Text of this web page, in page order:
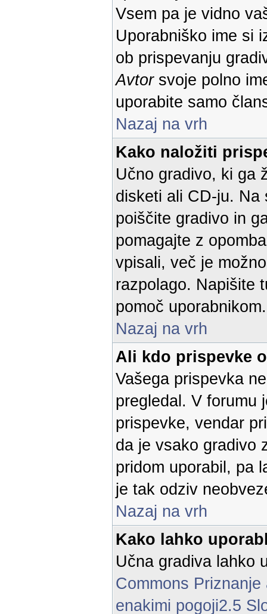
Vsem pa je vidno
Uporabniško ime si
ob prispevanju
Avtorsvoje polno
uporabite samo
Nazaj na vrh
Kako naložiti
Učno gradivo, ki ga
disketi ali CD-ju.
poiščite gradivo in
pomagajte z
vpisali, več je
razpolago. Napišite
pomoč uporabnikom.
Nazaj na vrh
Ali kdo prispevke
Vašega prispevka
pregledal. V forumu
prispevke, vendar
da je vsako gradivo
pridom uporabil, pa
je tak odziv
Nazaj na vrh
Kako lahko
Učna gradiva lahko
Commons
enakimi pogoji2.5